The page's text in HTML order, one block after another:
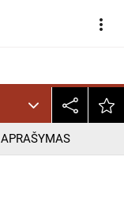
more_vert
APRAŠYMAS